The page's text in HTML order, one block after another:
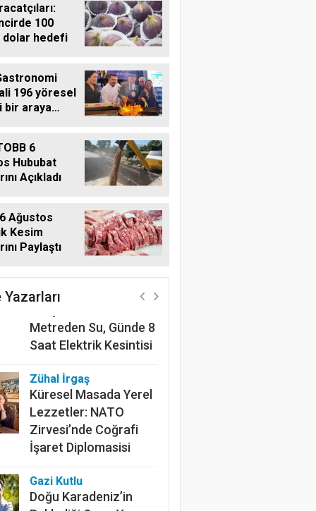
100
dolar hedefi
196 yöresel
bir araya
6
Hububat
Açıkladı
Ağustos
Kesim
Paylaştı
Yazarları
Harun Göksel
220 Kilometrelik
Kanalın Sonundaki Acı
Metreden Su, Günde 8
Saat Elektrik Kesintisi
Zühal İrgaş
Küresel Masada Yerel
Lezzetler: NATO
Zirvesi’nde Coğrafi
İşaret Diplomasisi
Gazi Kutlu
Doğu Karadeniz’in